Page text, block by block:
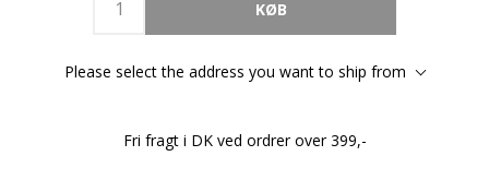
Please select the address you want to ship from
Fri fragt i DK ved ordrer over 399,-